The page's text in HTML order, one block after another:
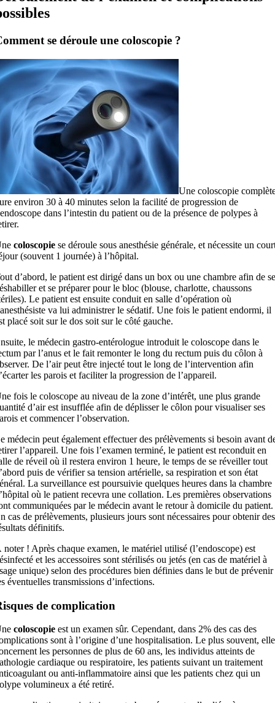
se déroule une coloscopie ?
Une coloscopie
environ 30 à 40 minutes selon la facilité de progression de
dans l’intestin du patient ou de la présence de polypes à
coloscopiese déroule sous anesthésie générale, et nécessite un
(souvent 1 journée) à l’hôpital.
d’abord, le patient est dirigé dans un box ou une chambre afin de se
et se préparer pour le bloc (blouse, charlotte, chaussons
Le patient est ensuite conduit en salle d’opération où
va lui administrer le sédatif. Une fois le patient endormi, il
placé soit sur le dos soit sur le côté gauche.
le médecin gastro-entérologue introduit le coloscope dans le
par l’anus et le fait remonter le long du rectum puis du côlon à
De l’air peut être injecté tout le long de l’intervention afin
les parois et faciliter la progression de l’appareil.
fois le coloscope au niveau de la zone d’intérêt, une plus grande
d’air est insufflée afin de déplisser le côlon pour visualiser ses
et commencer l’observation.
médecin peut également effectuer des prélèvements si besoin avant
l’appareil. Une fois l’examen terminé, le patient est reconduit en
de réveil où il restera environ 1 heure, le temps de se réveiller tout
puis de vérifier sa tension artérielle, sa respiration et son état
La surveillance est poursuivie quelques heures dans la chambre
où le patient recevra une collation. Les premières observations
communiquées par le médecin avant le retour à domicile du patient.
cas de prélèvements, plusieurs jours sont nécessaires pour obtenir des
définitifs.
noter ! Après chaque examen, le matériel utilisé (l’endoscope) est
et les accessoires sont stérilisés ou jetés (en cas de matériel à
unique) selon des procédures bien définies dans le but de prévenir
éventuelles transmissions d’infections.
de complication
coloscopieest un examen sûr. Cependant, dans 2% des cas des
sont à l’origine d’une hospitalisation. Le plus souvent,
les personnes de plus de 60 ans, les individus atteints de
cardiaque ou respiratoire, les patients suivant un traitement
ou anti-inflammatoire ainsi que les patients chez qui un
volumineux a été retiré.